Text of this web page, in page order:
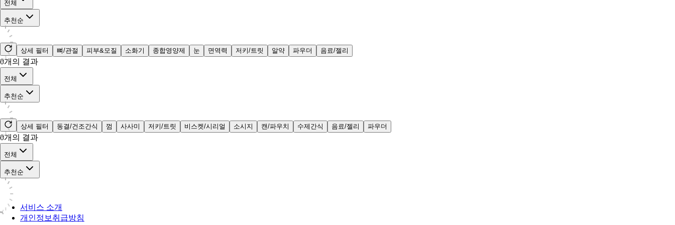
전체
추천순
상세 필터 뼈/관절 피부&모질 소화기 종합영양제 눈 면역력 저키/트릿 알약 파우더 음료/젤리
0개의 결과
전체
추천순
상세 필터 동결/건조간식 껌 사사미 저키/트릿 비스켓/시리얼 소시지 캔/파우치 수제간식 음료/젤리 파우더
0개의 결과
전체
추천순
서비스 소개
개인정보취급방침